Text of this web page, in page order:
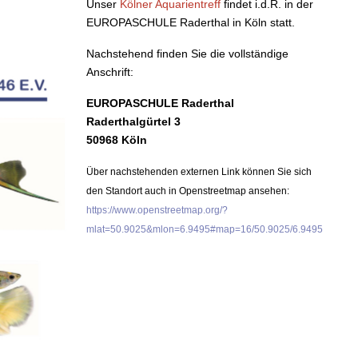
Unser Kölner Aquarientreff findet i.d.R. in der
EUROPASCHULE Raderthal in Köln statt.
Nachstehend finden Sie die vollständige
Anschrift:
EUROPASCHULE Raderthal
Raderthalgürtel 3
50968 Köln
Über nachstehenden externen Link können Sie sich
den Standort auch in Openstreetmap ansehen:
https://www.openstreetmap.org/?
mlat=50.9025&mlon=6.9495#map=16/50.9025/6.9495